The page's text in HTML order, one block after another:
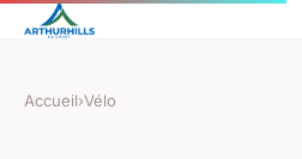
Accueil›Vélo